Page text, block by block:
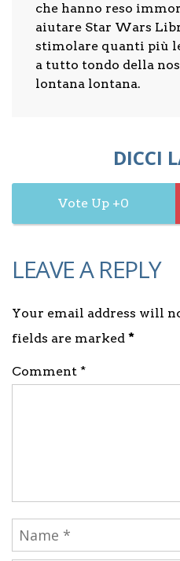
che hanno reso
aiutare Star Wars
stimolare quanti più
a tutto tondo della
lontana lontana.
DICCI
0
LEAVE A REPLY
Your email address will
fields are marked *
Comment *